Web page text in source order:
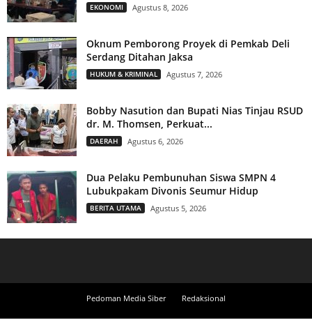
EKONOMI Agustus 8, 2026
Oknum Pemborong Proyek di Pemkab Deli
Serdang Ditahan Jaksa
HUKUM & KRIMINAL Agustus 7, 2026
Bobby Nasution dan Bupati Nias Tinjau RSUD
dr. M. Thomsen, Perkuat...
DAERAH Agustus 6, 2026
Dua Pelaku Pembunuhan Siswa SMPN 4
Lubukpakam Divonis Seumur Hidup
BERITA UTAMA Agustus 5, 2026
Pedoman Media Siber Redaksional